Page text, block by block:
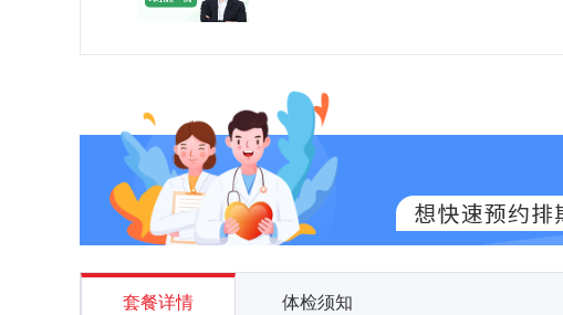
套餐详情 体检须知